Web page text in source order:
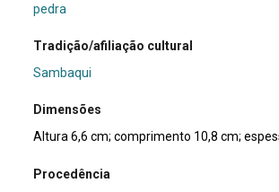
pedra
Tradição/afiliação cultural
Sambaqui
Dimensões
Altura 6,6 cm; comprimento 10,8 cm;
Procedência